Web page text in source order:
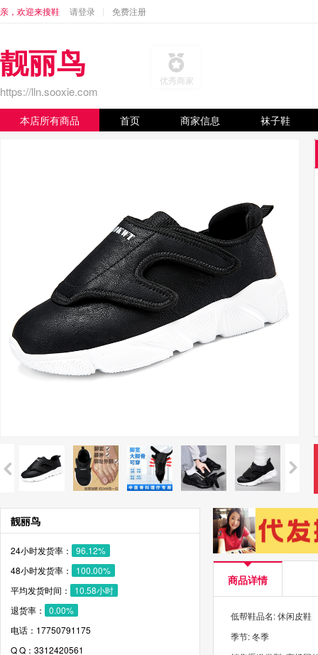
亲，欢迎来搜鞋 请登录 免费注册
靓丽鸟
https://lln.sooxie.com
优秀商家
本店所有商品 首页 商家信息 袜子鞋
靓丽鸟
24小时发货率：
96.12%
48小时发货率：
100.00%
平均发货时间：
10.58小时
退货率：
0.00%
电话：17750791175
Q Q：3312420561
商品详情
低帮鞋品名: 休闲皮鞋
季节: 冬季